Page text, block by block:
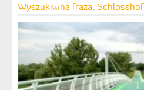
Wyszukiwna fraza: Schlosshof